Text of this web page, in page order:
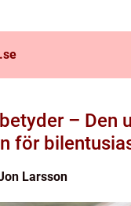
se
– Den
för
Larsson